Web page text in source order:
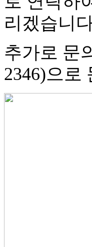
리겠습니
추가로 문
2346)으로